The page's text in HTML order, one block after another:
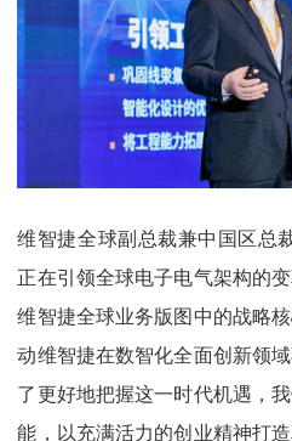
维智捷全球副总裁兼中国区总
正在引领全球电子电气架构的
维智捷全球业务版图中的战略
动维智捷在数智化全面创新领
了更好地把握这一时代机遇，
能，以充满活力的创业精神打